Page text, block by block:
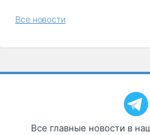
Все новости
Все главные новости в